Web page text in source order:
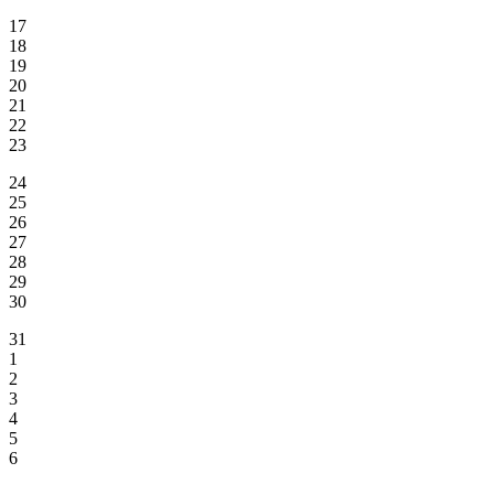
17
18
19
20
21
22
23
24
25
26
27
28
29
30
31
1
2
3
4
5
6